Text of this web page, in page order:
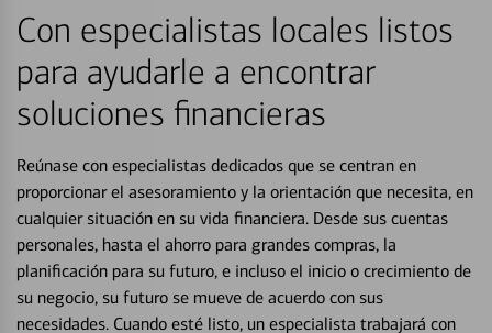
Con especialistas locales listos
para ayudarle a encontrar
soluciones financieras
Reúnase con especialistas dedicados que se centran en
proporcionar el asesoramiento y la orientación que necesita, en
cualquier situación en su vida financiera. Desde sus cuentas
personales, hasta el ahorro para grandes compras, la
planificación para su futuro, e incluso el inicio o crecimiento de
su negocio, su futuro se mueve de acuerdo con sus
necesidades. Cuando esté listo, un especialista trabajará con